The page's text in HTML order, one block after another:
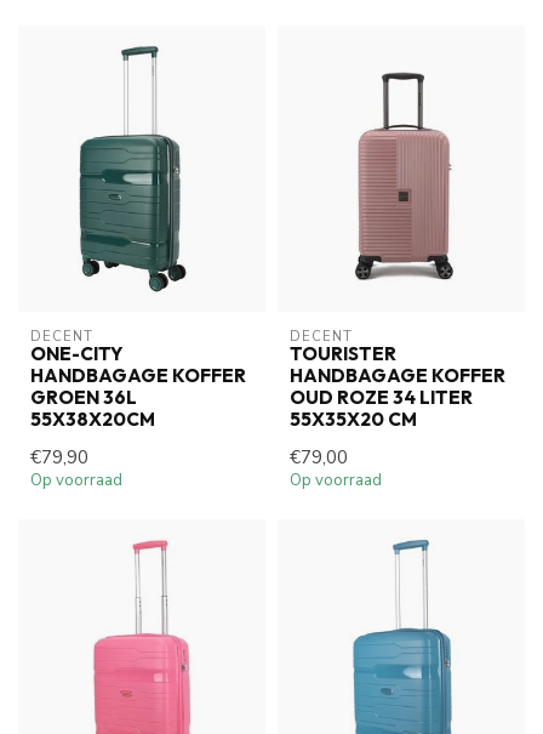
DECENT
ONE-CITY
HANDBAGAGE KOFFER
GROEN 36L
55X38X20CM
€79,90
Op voorraad
DECENT
TOURISTER
HANDBAGAGE KOFFER
OUD ROZE 34 LITER
55X35X20 CM
€79,00
Op voorraad